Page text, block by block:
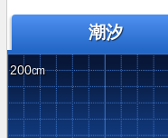
潮汐
200